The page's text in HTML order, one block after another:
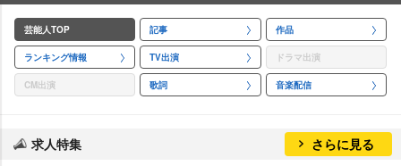
芸能人TOP 記事 作品
ランキング情報 TV出演 ドラマ出演
CM出演 歌詞 音楽配信
求人特集 さらに見る